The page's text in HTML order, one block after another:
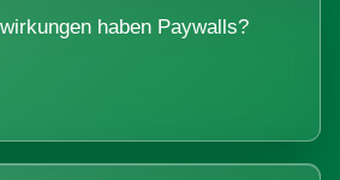
haben Paywalls?